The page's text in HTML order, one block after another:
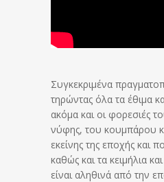
Συγκεκριμένα
τηρώντας όλα τα έθιμα
ακόμα και οι φορεσιές
νύφης, του κουμπάρου
εκείνης της εποχής και
καθώς και τα κειμήλια
είναι αληθινά από την